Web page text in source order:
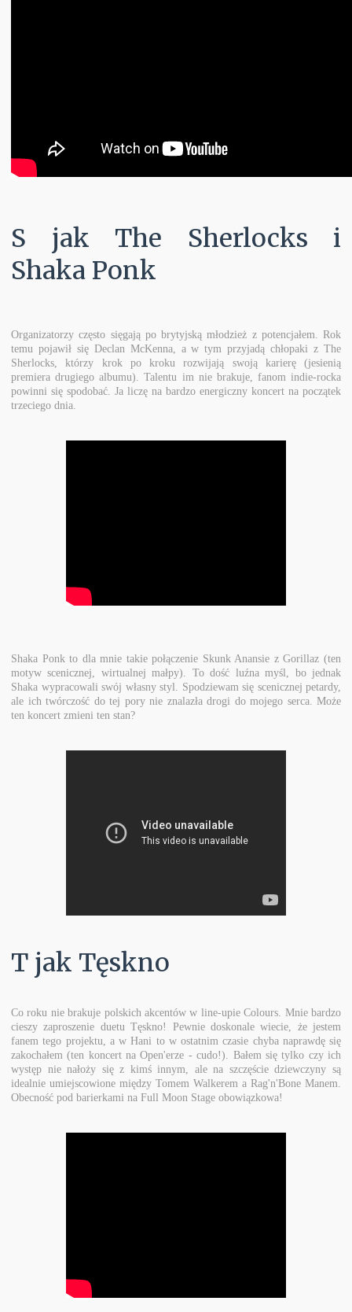
S jak The Sherlocks i
Shaka Ponk
Organizatorzy często sięgają po brytyjską młodzież z potencjałem. Rok
temu pojawił się Declan McKenna, a w tym przyjadą chłopaki z The
Sherlocks, którzy krok po kroku rozwijają swoją karierę (jesienią
premiera drugiego albumu). Talentu im nie brakuje, fanom indie-rocka
powinni się spodobać. Ja liczę na bardzo energiczny koncert na początek
trzeciego dnia.
Shaka Ponk to dla mnie takie połączenie Skunk Anansie z Gorillaz (ten
motyw scenicznej, wirtualnej małpy). To dość luźna myśl, bo jednak
Shaka wypracowali swój własny styl. Spodziewam się scenicznej petardy,
ale ich twórczość do tej pory nie znalazła drogi do mojego serca. Może
ten koncert zmieni ten stan?
T jak Tęskno
Co roku nie brakuje polskich akcentów w line-upie Colours. Mnie bardzo
cieszy zaproszenie duetu Tęskno! Pewnie doskonale wiecie, że jestem
fanem tego projektu, a w Hani to w ostatnim czasie chyba naprawdę się
zakochałem (ten koncert na Open'erze - cudo!). Bałem się tylko czy ich
występ nie nałoży się z kimś innym, ale na szczęście dziewczyny są
idealnie umiejscowione między Tomem Walkerem a Rag'n'Bone Manem.
Obecność pod barierkami na Full Moon Stage obowiązkowa!